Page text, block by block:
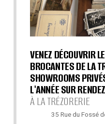
VENEZ DÉCOUVRIR
BROCANTES DE LA
SHOWROOMS
L'ANNÉE SUR
À LA TRÉZORERIE
35 Rue du Fossé